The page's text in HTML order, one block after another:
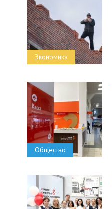
Экономика
Общество